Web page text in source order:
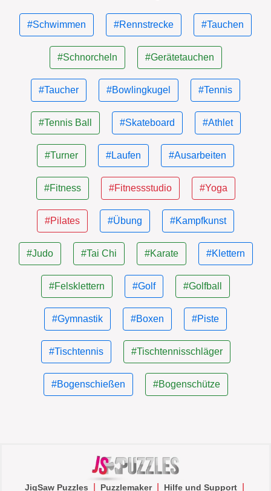
#Schwimmen #Rennstrecke #Tauchen
#Schnorcheln #Gerätetauchen
#Taucher #Bowlingkugel #Tennis
#Tennis Ball #Skateboard #Athlet
#Turner #Laufen #Ausarbeiten
#Fitness #Fitnessstudio #Yoga
#Pilates #Übung #Kampfkunst
#Judo #Tai Chi #Karate #Klettern
#Felsklettern #Golf #Golfball
#Gymnastik #Boxen #Piste
#Tischtennis #Tischtennisschläger
#Bogenschießen #Bogenschütze
JigSaw Puzzles Puzzlemaker| Hilfe und Support|